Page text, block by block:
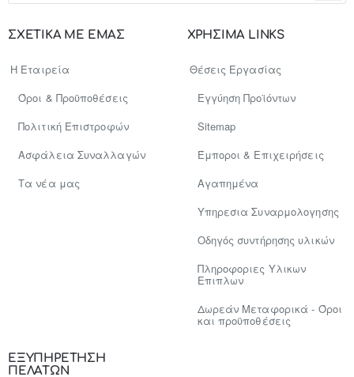
ΣΧΕΤΙΚΑ ΜΕ ΕΜΑΣ
Η Εταιρεία
Όροι & Προϋποθέσεις
Πολιτική Επιστροφών
Ασφάλεια Συναλλαγών
Tα νέα μας
ΧΡΗΣΙΜΑ LINKS
Θέσεις Εργασίας
Εγγύηση Προϊόντων
Sitemap
Έμποροι & Επιχειρήσεις
Αγαπημένα
Υπηρεσια Συναρμολογησης
Οδηγός συντήρησης υλικών
Πληροφοριες Υλικων
Επιπλων
Δωρεάν Μεταφορικά - Όροι
και προϋποθέσεις
ΕΞΥΠΗΡΕΤΗΣΗ
ΠΕΛΑΤΩΝ
σας..